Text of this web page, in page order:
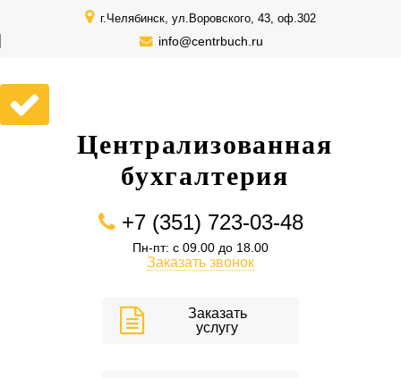
г.Челябинск, ул.Воровского, 43, оф.302
info@centrbuch.ru
Централизованная
бухгалтерия
+7 (351) 723-03-48
Пн-пт: с 09.00 до 18.00
Заказать звонок
Заказать
услугу